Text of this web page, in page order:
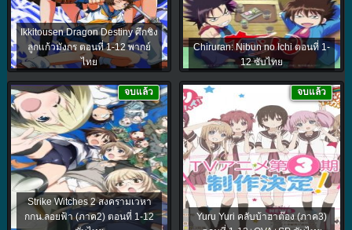
Ikkitousen Dragon Destiny ศึกชิง
ลูกแก้วมังกร ตอนที่ 1-12 พากย์
ไทย
Chiruran: Nibun no Ichi ตอนที่ 1-
12 ซับไทย
Strike Witches 2 สงครามเวหา
กกน.ลอยฟ้า (ภาค2) ตอนที่ 1-12
จบแล้ว
Yuru Yuri คลับบ้าฮาต๊อง (ภาค3)
จบแล้ว